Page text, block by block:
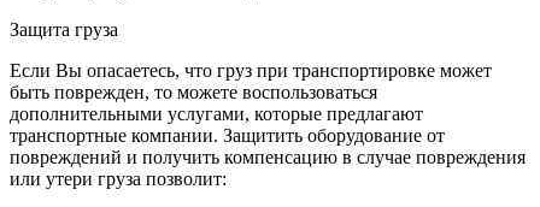
Защита груза
Если Вы опасаетесь, что груз при транспортировке может
быть поврежден, то можете воспользоваться
дополнительными услугами, которые предлагают
транспортные компании. Защитить оборудование от
повреждений и получить компенсацию в случае повреждения
или утери груза позволит: